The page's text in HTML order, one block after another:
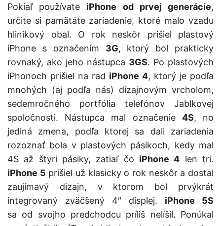
Pokiaľ používate iPhone od prvej generácie,
určite si pamätáte zariadenie, ktoré malo vzadu
hliníkový obal. O rok neskôr prišiel plastový
iPhone s označením 3G, ktorý bol prakticky
rovnaký, ako jeho nástupca 3GS. Po plastových
iPhonoch prišiel na rad iPhone 4, ktorý je podľa
mnohých (aj podľa nás) dizajnovým vrcholom,
sedemročného portfólia telefónov Jablkovej
spoločnosti. Nástupca mal označenie 4S, no
jediná zmena, podľa ktorej sa dali zariadenia
rozoznať bola v plastových pásikoch, kedy mal
4S až štyri pásiky, zatiaľ čo iPhone 4 len tri.
iPhone 5 prišiel už klasicky o rok neskôr a dostal
zaujímavý dizajn, v ktorom bol prvýkrát
integrovaný zväčšený 4″ displej. iPhone 5S
sa od svojho predchodcu príliš nelíšil. Ponúkal